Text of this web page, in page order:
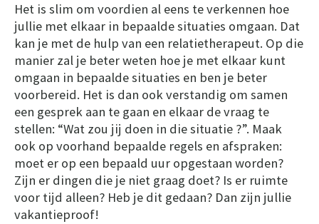
Het is slim om voordien al eens te verkennen hoe
jullie met elkaar in bepaalde situaties omgaan. Dat
kan je met de hulp van een relatietherapeut. Op die
manier zal je beter weten hoe je met elkaar kunt
omgaan in bepaalde situaties en ben je beter
voorbereid. Het is dan ook verstandig om samen
een gesprek aan te gaan en elkaar de vraag te
stellen: “Wat zou jij doen in die situatie ?”. Maak
ook op voorhand bepaalde regels en afspraken:
moet er op een bepaald uur opgestaan worden?
Zijn er dingen die je niet graag doet? Is er ruimte
voor tijd alleen? Heb je dit gedaan? Dan zijn jullie
vakantieproof!